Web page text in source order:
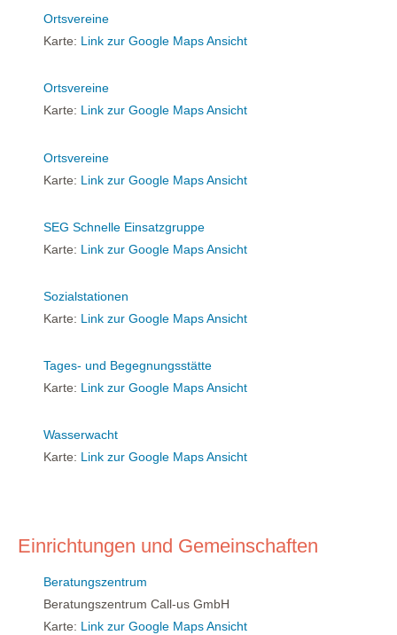
Ortsvereine
Karte: Link zur Google Maps Ansicht
Ortsvereine
Karte: Link zur Google Maps Ansicht
Ortsvereine
Karte: Link zur Google Maps Ansicht
SEG Schnelle Einsatzgruppe
Karte: Link zur Google Maps Ansicht
Sozialstationen
Karte: Link zur Google Maps Ansicht
Tages- und Begegnungsstätte
Karte: Link zur Google Maps Ansicht
Wasserwacht
Karte: Link zur Google Maps Ansicht
Einrichtungen und Gemeinschaften
Beratungszentrum
Beratungszentrum Call-us GmbH
Karte: Link zur Google Maps Ansicht